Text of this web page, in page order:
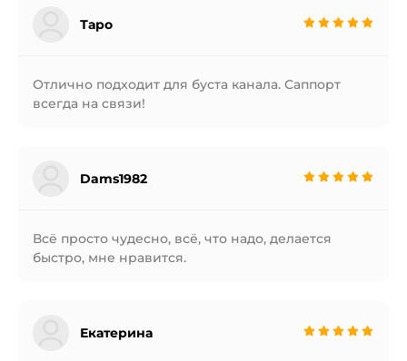
Таро
Отлично подходит для буста канала. Саппорт
всегда на связи!
Dams1982
Всё просто чудесно, всё, что надо, делается
быстро, мне нравится.
Екатерина